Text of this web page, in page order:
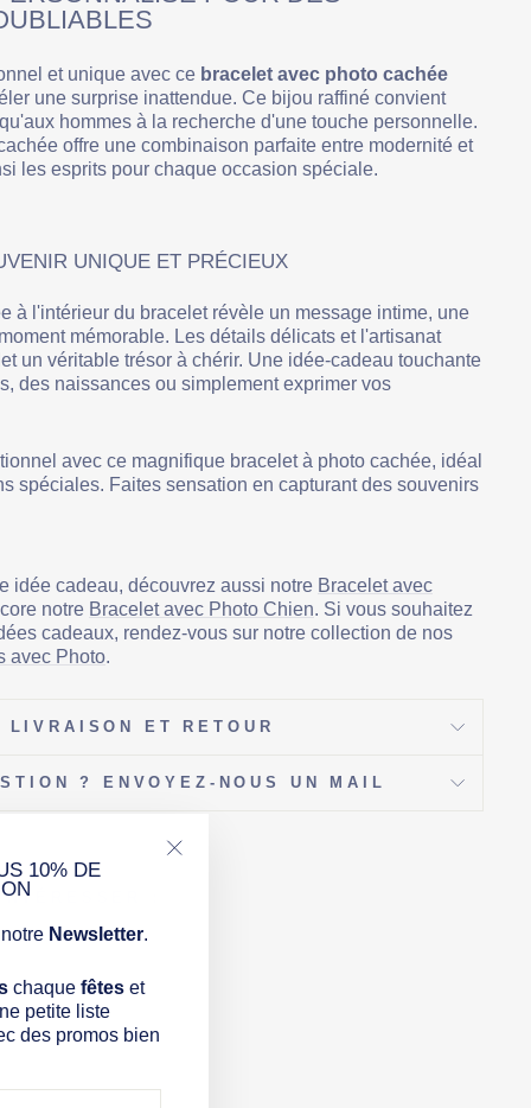
10% DE
Newsletter.
chaque fêteset
petite liste
des promos bien
et unique avec ce bracelet avec photo cachée
une surprise inattendue. Ce bijou raffiné convient
hommes à la recherche d'une touche personnelle.
offre une combinaison parfaite entre modernité et
les esprits pour chaque occasion spéciale.
UNIQUE ET PRÉCIEUX
à l'intérieur du bracelet révèle un message intime, une
mémorable. Les détails délicats et l'artisanat
un véritable trésor à chérir. Une idée-cadeau touchante
des naissances ou simplement exprimer vos
avec ce magnifique bracelet à photo cachée, idéal
spéciales. Faites sensation en capturant des souvenirs
idée cadeau, découvrez aussi notre Bracelet avec
notre Bracelet avec Photo Chien. Si vous souhaitez
cadeaux, rendez-vous sur notre collection de nos
avec Photo.
LIVRAISON ET RETOUR
? ENVOYEZ-NOUS UN MAIL
: